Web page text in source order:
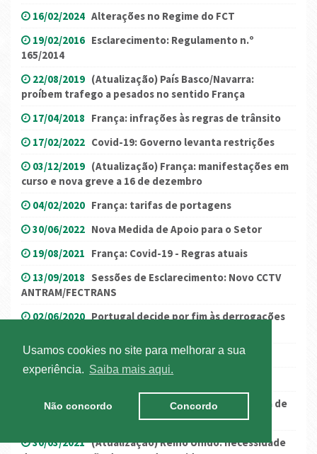
Usamos cookies no site para melhorar a sua
experiência.
Saiba mais aqui.
Não concordo Concordo
16/02/2024 Alterações no Regime do FCT
19/02/2016 Esclarecimento: Regulamento n.º
165/2014
22/08/2019 (Atualização) País Basco/Navarra:
proíbem trafego a pesados no sentido França
17/04/2018 França: infrações às regras de trânsito
17/02/2022 Covid-19: Governo levanta restrições
03/12/2019 (Atualização) França: manifestações em
curso e nova greve a 16 de dezembro
04/02/2020 França: tarifas de portagens
30/06/2022 Nova Medida de Apoio para o Setor
19/08/2021 França: Covid-19 - Regras atuais
13/09/2018 Sessões de Esclarecimento: Novo CCTV
ANTRAM/FECTRANS
02/06/2020 Portugal decide por fim às derrogações
23/01/2026 Portal de destacamento: alterações
15/04/2020
Remunerações: Lay-off simplificado
20/01/2020 (Atualização) França/Espanha: alerta de
30/03/2021 (Atualização) Reino Unido: necessidade